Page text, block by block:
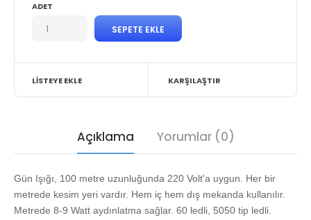
ADET
LISTEYE EKLE KARŞILAŞTIR
Açıklama Yorumlar (0)
Gün Işığı, 100 metre uzunluğunda 220 Volt'a uygun. Her bir
metrede kesim yeri vardır. Hem iç hem dış mekanda kullanılır.
Metrede 8-9 Watt aydınlatma sağlar. 60 ledli, 5050 tip ledli.